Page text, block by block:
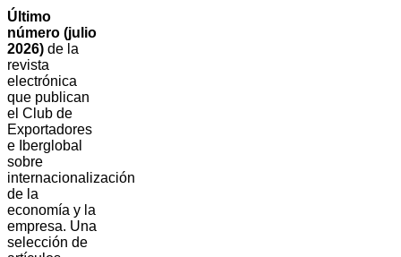
Último
número (julio
2026) de la
revista
electrónica
que publican
el Club de
Exportadores
e Iberglobal
sobre
internacionalización
de la
economía y la
empresa. Una
selección de